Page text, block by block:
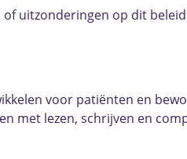
uitzonderingen op dit
voor patiënten en
met lezen, schrijven en